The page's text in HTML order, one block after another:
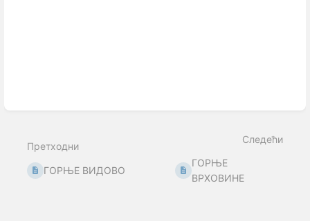
Претходни
ГОРЊЕ ВИДОВО
Следећи
ГОРЊЕ
ВРХОВИНЕ